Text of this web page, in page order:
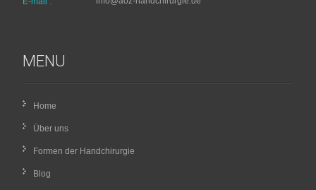
MENU
Home
Über uns
Formen der Handchirurgie
Blog